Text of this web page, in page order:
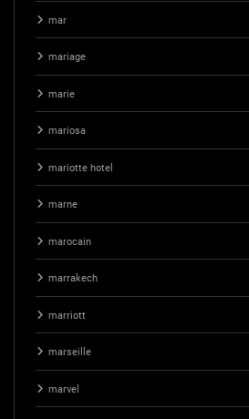
mar
mariage
marie
mariosa
mariotte hotel
marne
marocain
marrakech
marriott
marseille
marvel